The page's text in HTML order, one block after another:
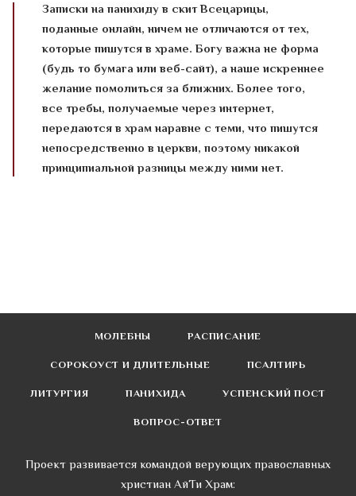
Записки на панихиду в скит Всецарицы,
поданные онлайн, ничем не отличаются от тех,
которые пишутся в храме. Богу важна не форма
(будь то бумага или веб-сайт), а наше искреннее
желание помолиться за ближних. Более того,
все требы, получаемые через интернет,
передаются в храм наравне с теми, что пишутся
непосредственно в церкви, поэтому никакой
принципиальной разницы между ними нет.
МОЛЕБНЫ
РАСПИСАНИЕ
СОРОКОУСТ И ДЛИТЕЛЬНЫЕ
ПСАЛТИРЬ
ЛИТУРГИЯ
ПАНИХИДА
УСПЕНСКИЙ ПОСТ
ВОПРОС-ОТВЕТ
Проект развивается командой верующих православных
христиан АйТи Храм: